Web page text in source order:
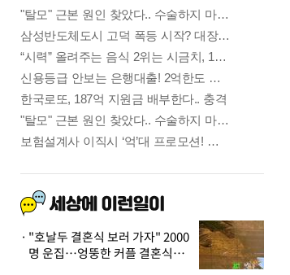
"호날두 결혼식 보러 가자" 2000
명 운집…엉뚱한 커플 결혼식에